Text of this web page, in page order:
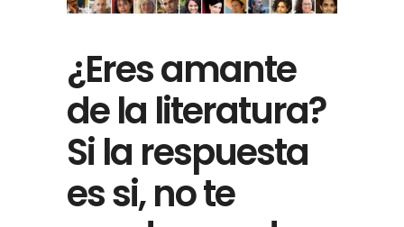
¿Eres amante
de la literatura?
Si la respuesta
es si, no te